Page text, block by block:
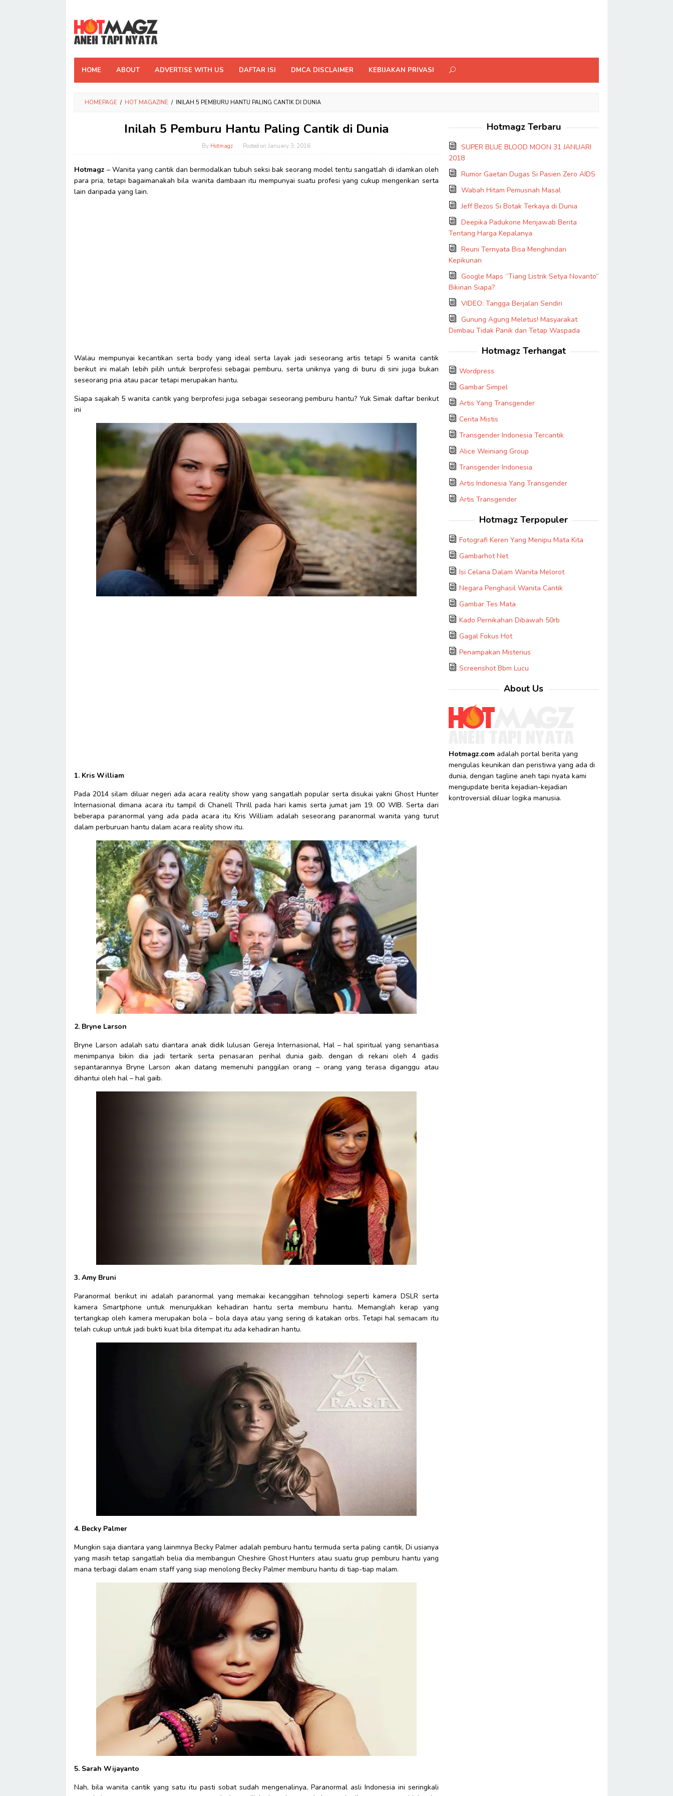
content
HOME ABOUT ADVERTISE WITH US DAFTAR ISI DMCA DISCLAIMER KEBIJAKAN PRIVASI
HOMEPAGE / HOT MAGAZINE / INILAH 5 PEMBURU HANTU PALING CANTIK DI DUNIA
Inilah 5 Pemburu Hantu Paling Cantik di Dunia
By Hotmagz Posted onJanuary 3, 2016
Hotmagz – Wanita yang cantik dan bermodalkan tubuh seksi bak seorang model tentu sangatlah di idamkan oleh
para pria, tetapi bagaimanakah bila wanita dambaan itu mempunyai suatu profesi yang cukup mengerikan serta
lain daripada yang lain.
Walau mempunyai kecantikan serta body yang ideal serta layak jadi seseorang artis tetapi 5 wanita cantik
berikut ini malah lebih pilih untuk berprofesi sebagai pemburu, serta uniknya yang di buru di sini juga bukan
seseorang pria atau pacar tetapi merupakan hantu.
Siapa sajakah 5 wanita cantik yang berprofesi juga sebagai seseorang pemburu hantu? Yuk Simak daftar berikut
ini
1. Kris William
Pada 2014 silam diluar negeri ada acara reality show yang sangatlah popular serta disukai yakni Ghost Hunter
Internasional dimana acara itu tampil di Chanell Thrill pada hari kamis serta jumat jam 19. 00 WIB. Serta dari
beberapa paranormal yang ada pada acara itu Kris William adalah seseorang paranormal wanita yang turut
dalam perburuan hantu dalam acara reality show itu.
2. Bryne Larson
Bryne Larson adalah satu diantara anak didik lulusan Gereja Internasional, Hal – hal spiritual yang senantiasa
menimpanya bikin dia jadi tertarik serta penasaran perihal dunia gaib. dengan di rekani oleh 4 gadis
sepantarannya Bryne Larson akan datang memenuhi panggilan orang – orang yang terasa diganggu atau
dihantui oleh hal – hal gaib.
3. Amy Bruni
Paranormal berikut ini adalah paranormal yang memakai kecanggihan tehnologi seperti kamera DSLR serta
kamera Smartphone untuk menunjukkan kehadiran hantu serta memburu hantu. Memanglah kerap yang
tertangkap oleh kamera merupakan bola – bola daya atau yang sering di katakan orbs. Tetapi hal semacam itu
telah cukup untuk jadi bukti kuat bila ditempat itu ada kehadiran hantu.
4. Becky Palmer
Mungkin saja diantara yang lainmnya Becky Palmer adalah pemburu hantu termuda serta paling cantik, Di usianya
yang masih tetap sangatlah belia dia membangun Cheshire Ghost Hunters atau suatu grup pemburu hantu yang
mana terbagi dalam enam staff yang siap menolong Becky Palmer memburu hantu di tiap-tiap malam.
5. Sarah Wijayanto
Nah, bila wanita cantik yang satu itu pasti sobat sudah mengenalinya, Paranormal asli Indonesia ini seringkali
Hotmagz Terbaru
SUPER BLUE BLOOD MOON 31 JANUARI
2018
Rumor Gaetan Dugas Si Pasien Zero AIDS
Wabah Hitam Pemusnah Masal
Jeff Bezos Si Botak Terkaya di Dunia
Deepika Padukone Menjawab Berita
Tentang Harga Kepalanya
Reuni Ternyata Bisa Menghindari
Kepikunan
Google Maps “Tiang Listrik Setya Novanto”
Bikinan Siapa?
VIDEO: Tangga Berjalan Sendiri
Gunung Agung Meletus! Masyarakat
Diimbau Tidak Panik dan Tetap Waspada
Hotmagz Terhangat
Wordpress
Gambar Simpel
Artis Yang Transgender
Cerita Mistis
Transgender Indonesia Tercantik
Alice Weiniang Group
Transgender Indonesia
Artis Indonesia Yang Transgender
Artis Transgender
Hotmagz Terpopuler
Fotografi Keren Yang Menipu Mata Kita
Gambarhot Net
Isi Celana Dalam Wanita Melorot
Negara Penghasil Wanita Cantik
Gambar Tes Mata
Kado Pernikahan Dibawah 50rb
Gagal Fokus Hot
Penampakan Misterius
Screenshot Bbm Lucu
About Us
Hotmagz.comadalah portal berita yang
mengulas keunikan dan peristiwa yang ada di
dunia, dengan tagline aneh tapi nyata kami
mengupdate berita kejadian-kejadian
kontroversial diluar logika manusia.